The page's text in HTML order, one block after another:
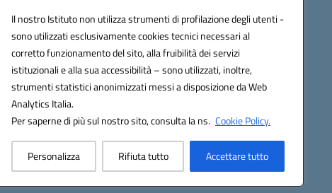
Il nostro Istituto non utilizza strumenti di profilazione degli utenti -
sono utilizzati esclusivamente cookies tecnici necessari al
corretto funzionamento del sito, alla fruibilità dei servizi
istituzionali e alla sua accessibilità – sono utilizzati, inoltre,
strumenti statistici anonimizzati messi a disposizione da Web
Analytics Italia.
Per saperne di più sul nostro sito, consulta la ns. Cookie Policy.
Personalizza Rifiuta tutto Accettare tutto